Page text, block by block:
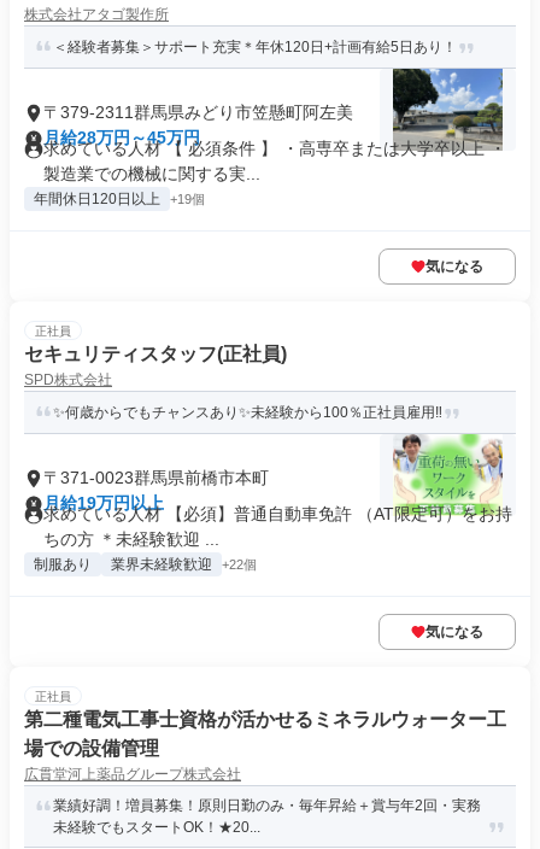
株式会社アタゴ製作所
＜経験者募集＞サポート充実＊年休120日+計画有給5日あり！
〒379-2311群馬県みどり市笠懸町阿左美
月給28万円～45万円
求めている人材 【 必須条件 】 ・高専卒または大学卒以上 ・
製造業での機械に関する実...
年間休日120日以上 +19個
気になる
正社員
セキュリティスタッフ(正社員)
SPD株式会社
✨何歳からでもチャンスあり✨未経験から100％正社員雇用‼
〒371-0023群馬県前橋市本町
月給19万円以上
求めている人材 【必須】普通自動車免許 （AT限定可）をお持
ちの方 ＊未経験歓迎 ...
制服あり 業界未経験歓迎 +22個
気になる
正社員
第二種電気工事士資格が活かせるミネラルウォーター工
場での設備管理
広貫堂河上薬品グループ株式会社
業績好調！増員募集！原則日勤のみ・毎年昇給＋賞与年2回・実務
未経験でもスタートOK！★20...